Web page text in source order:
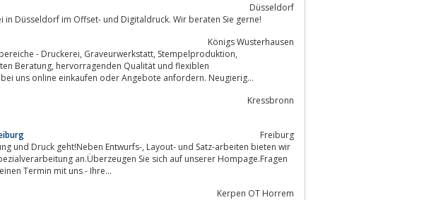
Düsseldorf
in Düsseldorf im Offset- und Digitaldruck. Wir beraten Sie gerne!
Königs Wusterhausen
Stempelproduktion,
und flexiblen
uns online einkaufen oder Angebote anfordern. Neugierig...
Kressbronn
Freiburg
Entwurfs-, Layout- und Satz-arbeiten bieten wir
Termin mit uns - Ihre...
Kerpen OT Horrem